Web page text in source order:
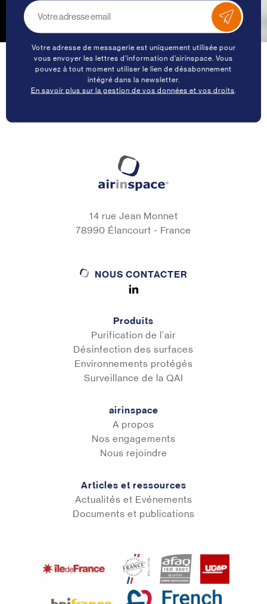
Votre adresse de messagerie est uniquement utilisée pour
vous envoyer les lettres d’information d’airinspace. Vous
pouvez à tout moment utiliser le lien de désabonnement
intégré dans la newsletter.
En savoir plus sur la gestion de vos données et vos droits
14 rue Jean Monnet
78990 Élancourt - France
NOUS CONTACTER
Produits
Purification de l'air
Désinfection des surfaces
Environnements protégés
Surveillance de la QAI
airinspace
A propos
Nos engagements
Nous rejoindre
Articles et ressources
Actualités et Evénements
Documents et publications